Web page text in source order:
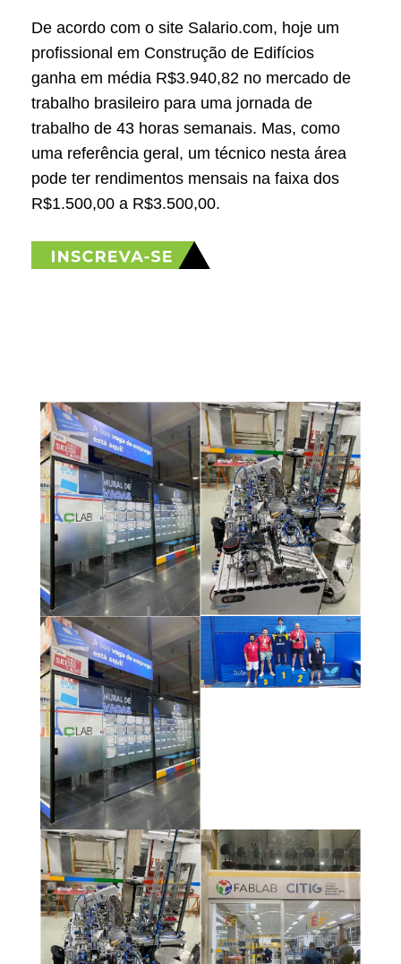
De acordo com o site Salario.com, hoje um
profissional em Construção de Edifícios
ganha em média R$3.940,82 no mercado de
trabalho brasileiro para uma jornada de
trabalho de 43 horas semanais. Mas, como
uma referência geral, um técnico nesta área
pode ter rendimentos mensais na faixa dos
R$1.500,00 a R$3.500,00.